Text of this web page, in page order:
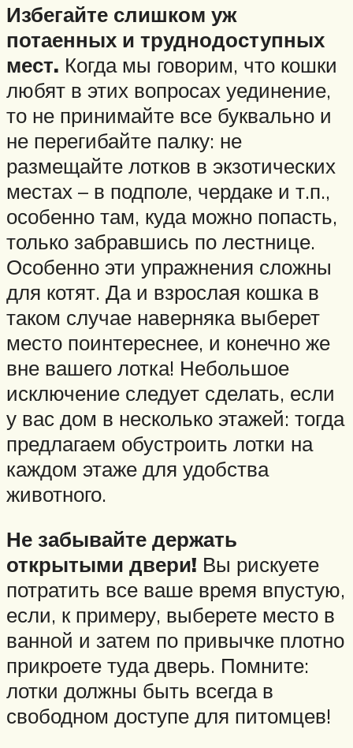
Избегайте слишком уж
потаенных и труднодоступных
мест. Когда мы говорим, что кошки
любят в этих вопросах уединение,
то не принимайте все буквально и
не перегибайте палку: не
размещайте лотков в экзотических
местах – в подполе, чердаке и т.п.,
особенно там, куда можно попасть,
только забравшись по лестнице.
Особенно эти упражнения сложны
для котят. Да и взрослая кошка в
таком случае наверняка выберет
место поинтереснее, и конечно же
вне вашего лотка! Небольшое
исключение следует сделать, если
у вас дом в несколько этажей: тогда
предлагаем обустроить лотки на
каждом этаже для удобства
животного.
Не забывайте держать
открытыми двери! Вы рискуете
потратить все ваше время впустую,
если, к примеру, выберете место в
ванной и затем по привычке плотно
прикроете туда дверь. Помните:
лотки должны быть всегда в
свободном доступе для питомцев!